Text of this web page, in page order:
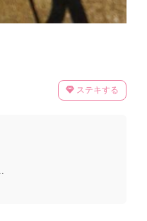
ステキする